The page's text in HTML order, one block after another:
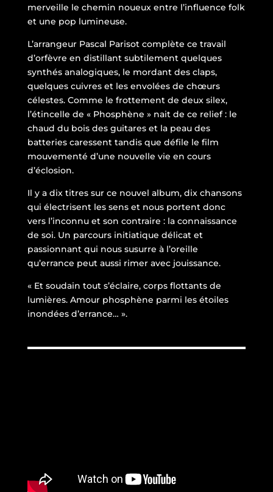
merveille le chemin noueux entre l’influence folk
et une pop lumineuse.
L’arrangeur Pascal Parisot complète ce travail
d’orfèvre en distillant subtilement quelques
synthés analogiques, le mordant des claps,
quelques cuivres et les envolées de chœurs
célestes. Comme le frottement de deux silex,
l’étincelle de « Phosphène » nait de ce relief : le
chaud du bois des guitares et la peau des
batteries caressent tandis que défile le film
mouvementé d’une nouvelle vie en cours
d’éclosion.
Il y a dix titres sur ce nouvel album, dix chansons
qui électrisent les sens et nous portent donc
vers l’inconnu et son contraire : la connaissance
de soi. Un parcours initiatique délicat et
passionnant qui nous susurre à l’oreille
qu’errance peut aussi rimer avec jouissance.
« Et soudain tout s’éclaire, corps flottants de
lumières. Amour phosphène parmi les étoiles
inondées d’errance… ».